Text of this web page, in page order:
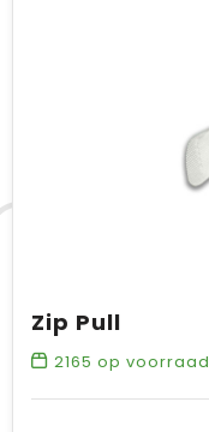
Zip Pull
2165 op voorraad